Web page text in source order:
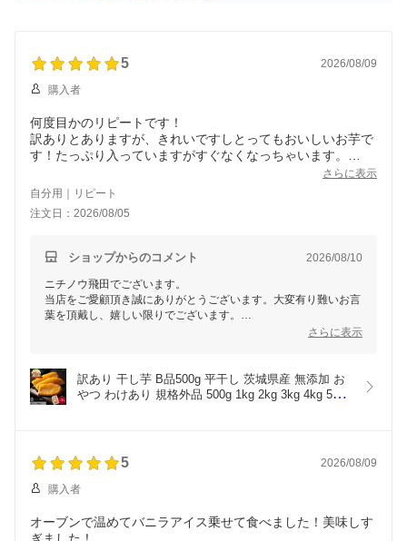
5 2026/08/09
購入者
何度目かのリピートです！
訳ありとありますが、きれいですしとってもおいしいお芋で
す！たっぷり入っていますがすぐなくなっちゃいます。
500gを頼んでいますが、メール便でくるのもありがたいで
す！
さらに表示
自分用｜リピート
注文日：2026/08/05
ショップからのコメント 2026/08/10
ニチノウ飛田でございます。
当店をご愛顧頂き誠にありがとうございます。大変有り難いお言
葉を頂戴し、嬉しい限りでございます。
今後とも弊社商品をご利用頂けましたら幸いでございます。
さらに表示
訳あり 干し芋 B品500g 平干し 茨城県産 無添加 お
やつ わけあり 規格外品 500g 1kg 2kg 3kg 4kg 5kg
5 2026/08/09
購入者
オーブンで温めてバニラアイス乗せて食べました！美味しす
ぎました！